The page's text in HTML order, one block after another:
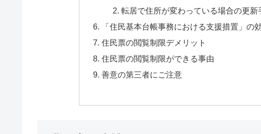
転居で住所が変わっている場合の更新
「住民基本台帳事務における支援措置」の
住民票の閲覧制限デメリット
住民票の閲覧制限ができる事由
善意の第三者にご注意